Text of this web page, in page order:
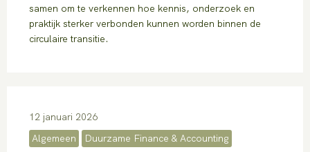
samen om te verkennen hoe kennis, onderzoek en
praktijk sterker verbonden kunnen worden binnen de
circulaire transitie.
12 januari 2026
Algemeen
Duurzame Finance & Accounting